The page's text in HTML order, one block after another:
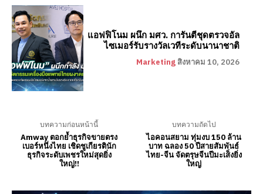
แอฟฟิโนม ผนึก มศว. การันตีชุดตรวจอัล
ไซเมอร์รับรางวัลเวทีระดับนานาชาติ
Marketing สิงหาคม 10, 2026
บทความก่อนหน้านี้
Amway ตอกย้ำธุรกิจขายตรง
เบอร์หนึ่งไทย เชิดชูเกียรตินัก
ธุรกิจระดับเพชรใหม่สุดยิ่ง
ใหญ่!!
บทความถัดไป
ไอคอนสยาม ทุ่มงบ 150 ล้าน
บาท ฉลอง 50 ปีสายสัมพันธ์
ไทย-จีน จัดตรุษจีนปีมะเส็งยิ่ง
ใหญ่